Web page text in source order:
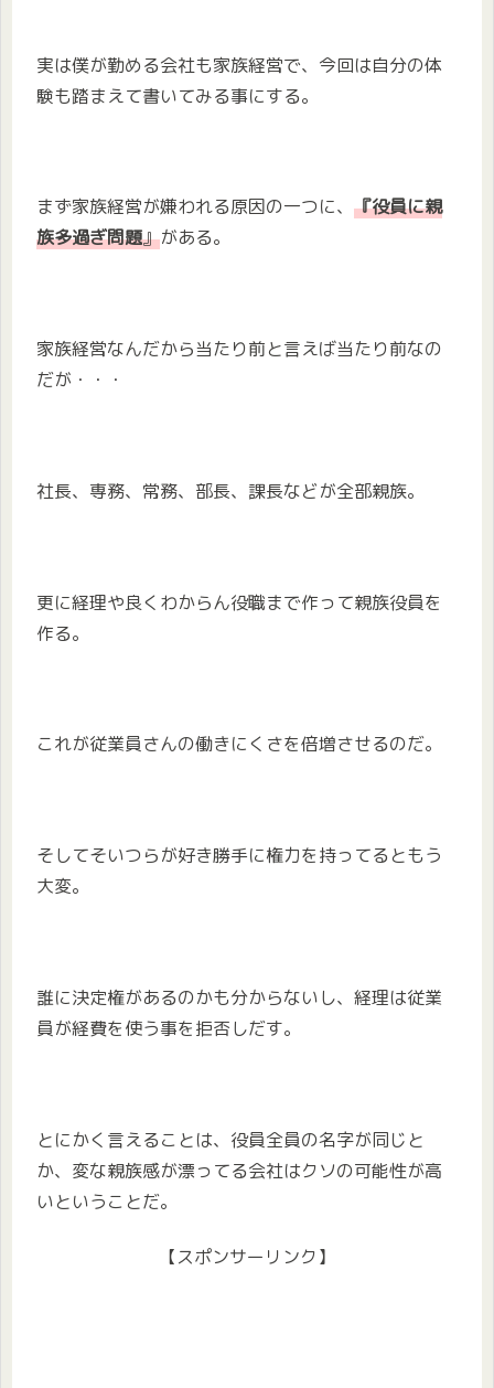
実は僕が勤める会社も家族経営で、今回は自分の体
験も踏まえて書いてみる事にする。
まず家族経営が嫌われる原因の一つに、 『役員に親
族多過ぎ問題』がある。
家族経営なんだから当たり前と言えば当たり前なの
だが・・・
社長、専務、常務、部長、課長などが全部親族。
更に経理や良くわからん役職まで作って親族役員を
作る。
これが従業員さんの働きにくさを倍増させるのだ。
そしてそいつらが好き勝手に権力を持ってるともう
大変。
誰に決定権があるのかも分からないし、経理は従業
員が経費を使う事を拒否しだす。
とにかく言えることは、役員全員の名字が同じと
か、変な親族感が漂ってる会社はクソの可能性が高
いということだ。
【スポンサーリンク】